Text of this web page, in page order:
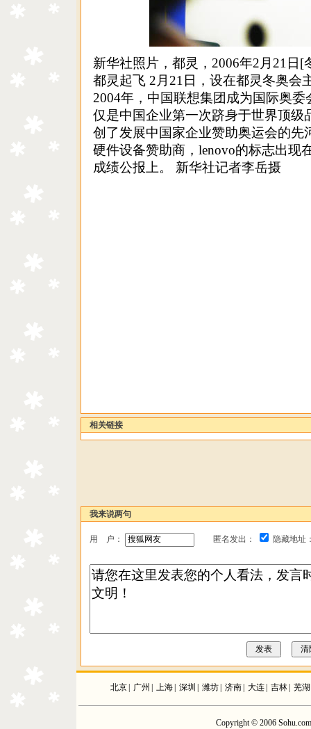
新华社照片，都灵，2006年2月21日[
都灵起飞 2月21日，设在都灵冬奥会
2004年，中国联想集团成为国际奥
仅是中国企业第一次跻身于世界顶级
创了发展中国家企业赞助奥运会的先
硬件设备赞助商，lenovo的标志出现
成绩公报上。 新华社记者李岳摄
相关链接
我来说两句
用 户： 匿名发出： 隐藏地址
北京 广州 上海 深圳 潍坊 济南 大连 吉林 芜湖
Copyright © 2006